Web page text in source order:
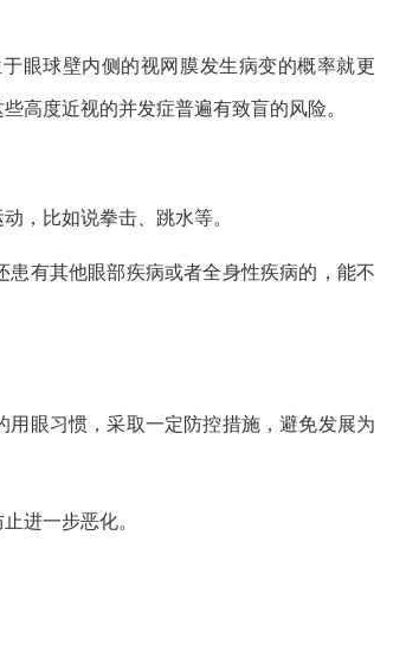
眼球壁内侧的视网膜发生病变的概率就更
高度近视的并发症普遍有致盲的风险。
，比如说拳击、跳水等。
有其他眼部疾病或者全身性疾病的，能不
眼习惯，采取一定防控措施，避免发展为
进一步恶化。